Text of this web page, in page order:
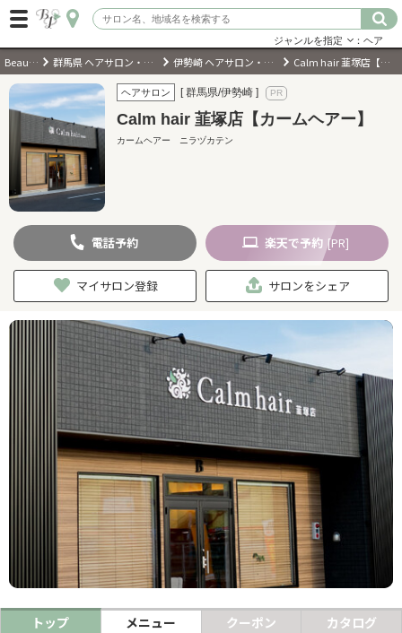
ログイン
会員登録（無料）
キーワード検索
ジャンルを選択
近くのサロンを探す
現在地から探す
ヘアサロン
ネイルサロン
まつげサロン
エステサロン
リラクゼーションサロン
美容クリニック
ジャンルを指定 ：ヘア
BeautyPark 群馬県 ヘアサロン・美容室・美容院 伊勢崎 ヘアサロン・美容室・美容院 Calm hair 韮塚店【カームヘアー】
ヘアサロン [ 群馬県/伊勢崎 ]
Calm hair 韮塚店【カームヘアー】
カームヘアー ニラヅカテン
電話予約 楽天で予約 [PR]
マイサロン登録 サロンをシェア
トップ メニュー クーポン
カタログ